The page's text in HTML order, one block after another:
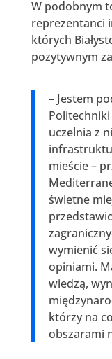
W podobnym
reprezentanci
których
pozytywnym
– Jestem
Politechniki
uczelnia z
mieście –
świetne
wymienić
opiniami.
wiedzą,
którzy na
obszarami